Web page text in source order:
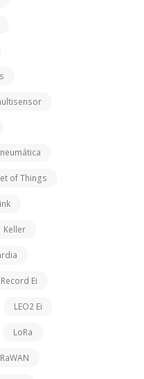
of Things
Keller
Ei
LEO2 Ei
LoRa